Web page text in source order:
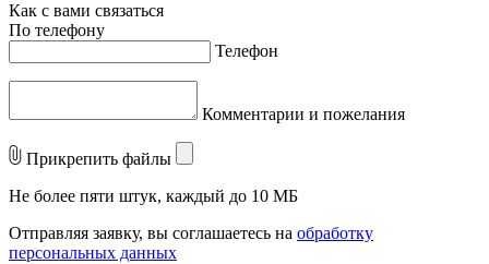
Как с вами связаться
По телефону
Телефон
Комментарии и пожелания
Прикрепить файлы
Не более пяти штук, каждый до 10 МБ
Отправляя заявку, вы соглашаетесь на обработку
персональных данных